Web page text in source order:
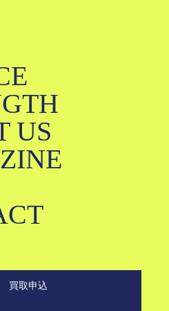
US
買取申込
古相場は実際ど
、+J、Uniqlo U、
White
KLDです。